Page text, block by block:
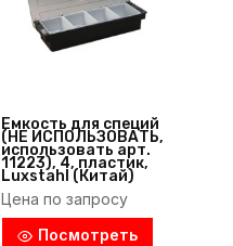
Емкость для специй
(НЕ ИСПОЛЬЗОВАТЬ,
использовать арт.
11223), 4, пластик,
Luxstahl (Китай)
Цена по запросу
Посмотреть